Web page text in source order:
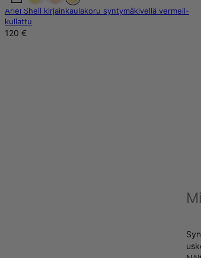
Ariel Shell kirjainkaulakoru syntymäkivellä vermeil-
kullattu
120 €